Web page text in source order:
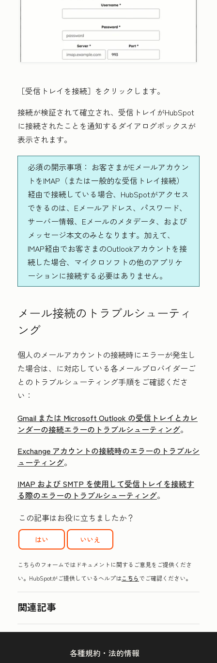
［受信トレイを接続］をクリックします。
接続が検証されて確立され、受信トレイがHubSpot
に接続されたことを通知するダイアログボックスが
表示されます。
必須の開示事項： お客さまがEメールアカウン
トをIMAP（または一般的な受信トレイ接続）
経由で接続している場合、HubSpotがアクセス
できるのは、Eメールアドレス、パスワード、
サーバー情報、Eメールのメタデータ、および
メッセージ本文のみとなります。加えて、
IMAP経由でお客さまのOutlookアカウントを接
続した場合、マイクロソフトの他のアプリケ
ーションに接続する必要はありません。
メール接続のトラブルシューティ
ング
個人のメールアカウントの接続時にエラーが発生し
た場合は、 に対応している各メールプロバイダーご
とのトラブルシューティング手順をご確認くださ
い：
Gmail または Microsoft Outlook の受信トレイとカレ
ンダーの接続エラーのトラブルシューティング。
Exchange アカウントの接続時のエラーのトラブルシ
ューティング。
IMAP および SMTP を使用して受信トレイを接続す
る際のエラーのトラブルシューティング。
この記事はお役に立ちましたか？
はい いいえ
こちらのフォームではドキュメントに関するご意見をご提供くださ
い。HubSpotがご提供しているヘルプはこちらでご確認ください。
関連記事
各種規約・法的情報